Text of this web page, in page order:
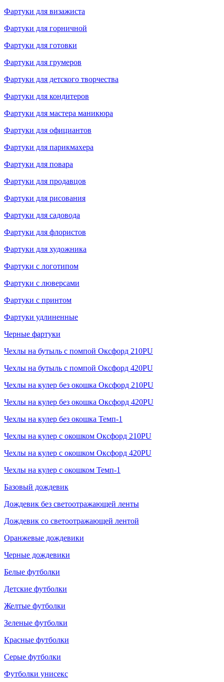
Фартуки для визажиста
Фартуки для горничной
Фартуки для готовки
Фартуки для грумеров
Фартуки для детского творчества
Фартуки для кондитеров
Фартуки для мастера маникюра
Фартуки для официантов
Фартуки для парикмахера
Фартуки для повара
Фартуки для продавцов
Фартуки для рисования
Фартуки для садовода
Фартуки для флористов
Фартуки для художника
Фартуки с логотипом
Фартуки с люверсами
Фартуки с принтом
Фартуки удлиненные
Черные фартуки
Чехлы на бутыль с помпой Оксфорд 210PU
Чехлы на бутыль с помпой Оксфорд 420PU
Чехлы на кулер без окошка Оксфорд 210PU
Чехлы на кулер без окошка Оксфорд 420PU
Чехлы на кулер без окошка Темп-1
Чехлы на кулер с окошком Оксфорд 210PU
Чехлы на кулер с окошком Оксфорд 420PU
Чехлы на кулер с окошком Темп-1
Базовый дождевик
Дождевик без светоотражающей ленты
Дождевик со светоотражающей лентой
Оранжевые дождевики
Черные дождевики
Белые футболки
Детские футболки
Желтые футболки
Зеленые футболки
Красные футболки
Серые футболки
Футболки унисекс